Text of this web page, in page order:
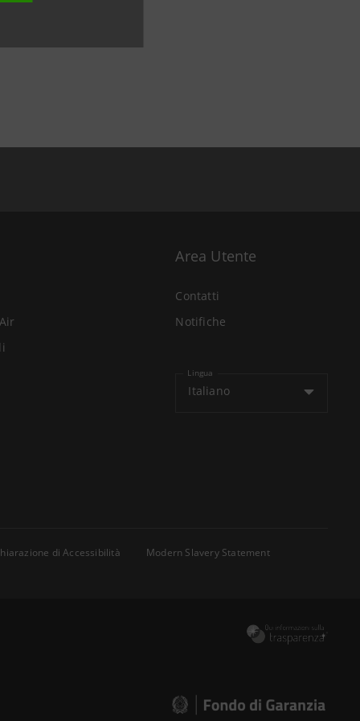
Area Utente
Contatti
Notifiche
Lingua
Italiano
di Accessibilità
Modern Slavery Statement